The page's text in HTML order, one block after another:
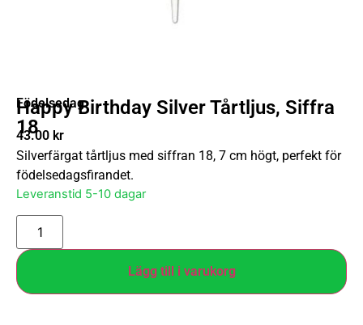
Födelsedag
Happy Birthday Silver Tårtljus, Siffra
18
43.00 kr
Silverfärgat tårtljus med siffran 18, 7 cm högt, perfekt för
födelsedagsfirandet.
Leveranstid 5-10 dagar
Lägg till i varukorg